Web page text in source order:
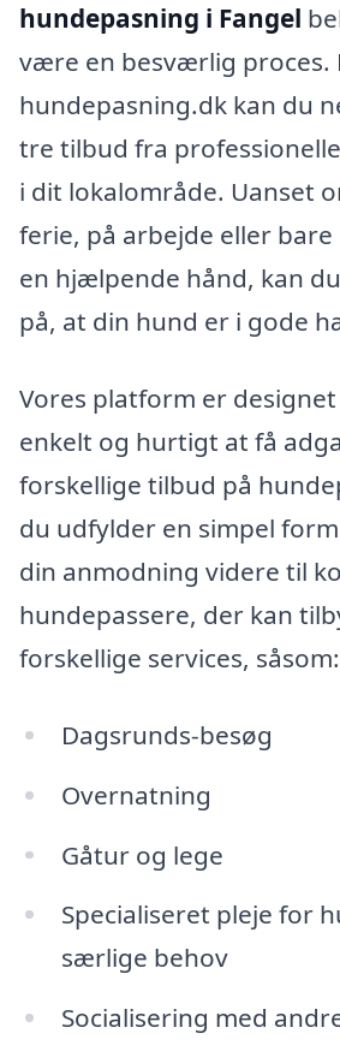
hundepasning i Fangel
være en besværlig proces.
hundepasning.dk kan du
tre tilbud fra
i dit lokalområde. Uanset
ferie, på arbejde eller
en hjælpende hånd, kan
på, at din hund er i gode
Vores platform er
enkelt og hurtigt at få
forskellige tilbud på
du udfylder en simpel
din anmodning videre til
hundepassere, der kan
forskellige services, såsom:
Dagsrunds-besøg
Overnatning
Gåtur og lege
Specialiseret pleje for
særlige behov
Socialisering med